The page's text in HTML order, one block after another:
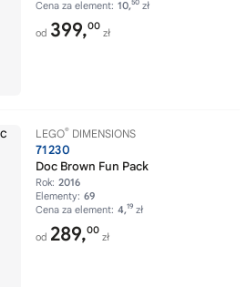
Cena za element: 10,50 zł
od 399,00
zł
LEGO® DIMENSIONS
71230
Doc Brown Fun Pack
Rok: 2016
Elementy: 69
Cena za element: 4,19 zł
od 289,00
zł